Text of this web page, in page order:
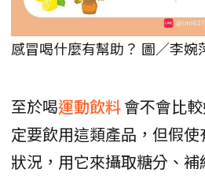
感冒喝什麼有幫助？ 圖／李婉
至於喝運動飲料會不會比
定要飲用這類產品，但假
狀況，用它來攝取糖分、